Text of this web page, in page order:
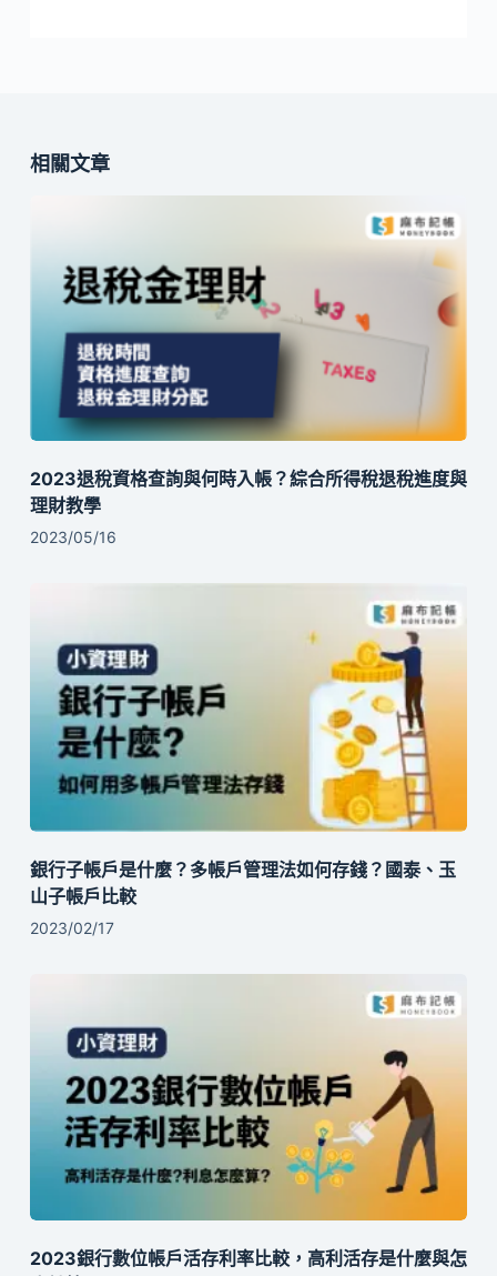
相關文章
2023退稅資格查詢與何時入帳？綜合所得稅退稅進度與
理財教學
2023/05/16
銀行子帳戶是什麼？多帳戶管理法如何存錢？國泰、玉
山子帳戶比較
2023/02/17
2023銀行數位帳戶活存利率比較，高利活存是什麼與怎